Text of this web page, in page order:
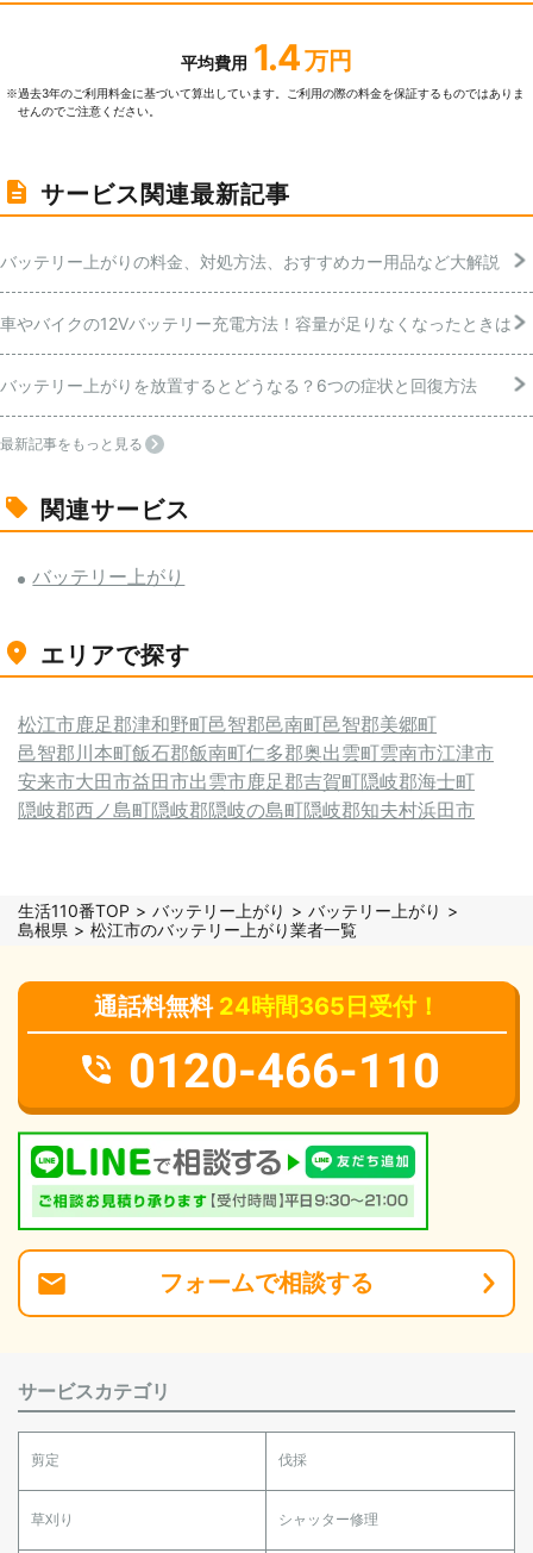
平均費用 1.4 万円
※過去3年のご利⽤料⾦に基づいて算出しています。ご利⽤の際の料⾦を保証するものではありま
せんのでご注意ください。
サービス関連最新記事
バッテリー上がりの料金、対処方法、おすすめカー用品など大解説
車やバイクの12Vバッテリー充電方法！容量が足りなくなったときは
バッテリー上がりを放置するとどうなる？6つの症状と回復方法
最新記事をもっと見る
関連サービス
バッテリー上がり
エリアで探す
松江市鹿足郡津和野町邑智郡邑南町邑智郡美郷町
邑智郡川本町飯石郡飯南町仁多郡奥出雲町雲南市江津市
安来市大田市益田市出雲市鹿足郡吉賀町隠岐郡海士町
隠岐郡西ノ島町隠岐郡隠岐の島町隠岐郡知夫村浜田市
生活110番TOP バッテリー上がり
バッテリー上がり
島根県
松江市のバッテリー上がり業者一覧
通話料無料 24時間365日受付！
0120-466-110
フォームで相談する
サービスカテゴリ
剪定 伐採
草刈り シャッター修理